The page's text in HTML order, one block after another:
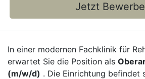
Jetzt
In einer modernen Fachklinik für
erwartet Sie die Position als
(m/w/d) . Die Einrichtung befindet